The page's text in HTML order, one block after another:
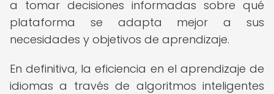
a tomar decisiones informadas sobre qué
plataforma se adapta mejor a sus
necesidades y objetivos de aprendizaje.
En definitiva, la eficiencia en el aprendizaje de
idiomas a través de algoritmos inteligentes